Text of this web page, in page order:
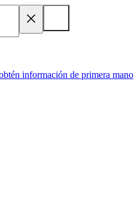
información de primera mano